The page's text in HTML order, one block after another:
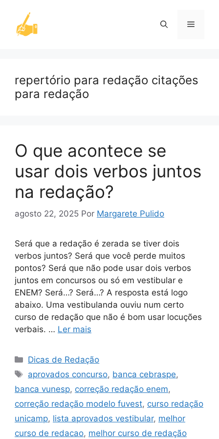
Menu
repertório para redação citações
para redação
O que acontece se
usar dois verbos juntos
na redação?
agosto 22, 2025 Por Margarete Pulido
Será que a redação é zerada se tiver dois
verbos juntos? Será que você perde muitos
pontos? Será que não pode usar dois verbos
juntos em concursos ou só em vestibular e
ENEM? Será…? Será…? A resposta está logo
abaixo. Uma vestibulanda ouviu num certo
curso de redação que não é bom usar locuções
verbais. … Ler mais
Categorias
Dicas de Redação
Tags
aprovados concurso, banca cebraspe,
banca vunesp, correção redação enem,
correção redação modelo fuvest, curso redação
unicamp, lista aprovados vestibular, melhor
curso de redacao, melhor curso de redação